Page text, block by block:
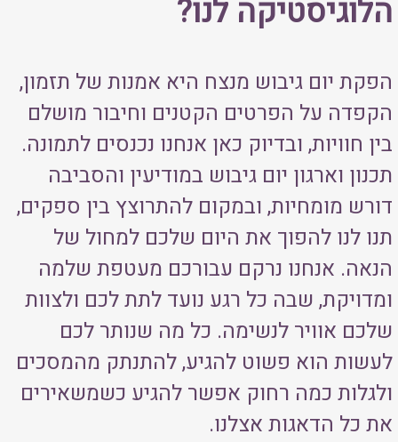
הלוגיסטיקה לנו?
הפקת יום גיבוש מנצח היא אמנות של תזמון,
הקפדה על הפרטים הקטנים וחיבור מושלם
בין חוויות, ובדיוק כאן אנחנו נכנסים לתמונה.
תכנון וארגון יום גיבוש במודיעין והסביבה
דורש מומחיות, ובמקום להתרוצץ בין ספקים,
תנו לנו להפוך את היום שלכם למחול של
הנאה. אנחנו נרקם עבורכם מעטפת שלמה
ומדויקת, שבה כל רגע נועד לתת לכם ולצוות
שלכם אוויר לנשימה. כל מה שנותר לכם
לעשות הוא פשוט להגיע, להתנתק מהמסכים
ולגלות כמה רחוק אפשר להגיע כשמשאירים
את כל הדאגות אצלנו.